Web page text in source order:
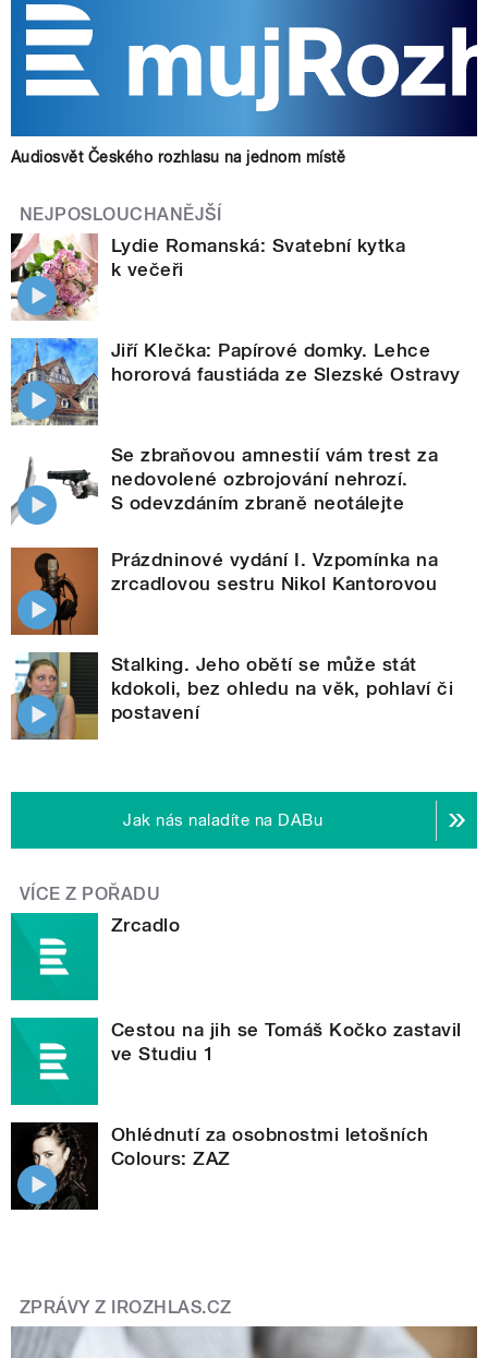
Audiosvět Českého rozhlasu na jednom místě
NEJPOSLOUCHANĚJŠÍ
Lydie Romanská: Svatební kytka
k večeři
Jiří Klečka: Papírové domky. Lehce
hororová faustiáda ze Slezské Ostravy
Se zbraňovou amnestií vám trest za
nedovolené ozbrojování nehrozí.
S odevzdáním zbraně neotálejte
Prázdninové vydání I. Vzpomínka na
zrcadlovou sestru Nikol Kantorovou
Stalking. Jeho obětí se může stát
kdokoli, bez ohledu na věk, pohlaví či
postavení
Jak nás naladíte na DABu
VÍCE Z POŘADU
Zrcadlo
Cestou na jih se Tomáš Kočko zastavil
ve Studiu 1
Ohlédnutí za osobnostmi letošních
Colours: ZAZ
ZPRÁVY Z IROZHLAS.CZ